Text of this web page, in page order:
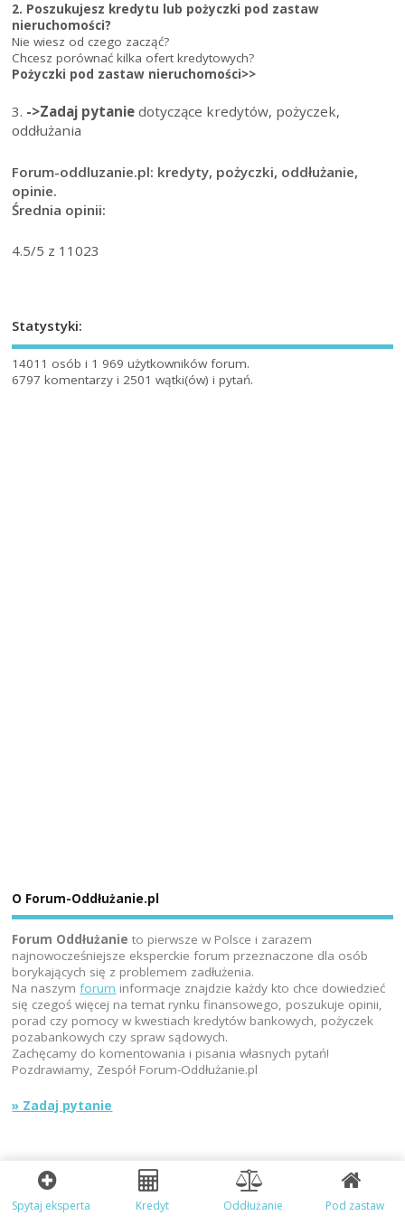
2. Poszukujesz kredytu lub pożyczki pod zastaw
nieruchomości?
Nie wiesz od czego zacząć?
Chcesz porównać kilka ofert kredytowych?
Pożyczki pod zastaw nieruchomości>>
3. ->Zadaj pytanie dotyczące kredytów, pożyczek,
oddłużania
Forum-oddluzanie.pl: kredyty, pożyczki, oddłużanie,
opinie.
Średnia opinii:
4.5/5 z 11023
Statystyki:
14011 osób i 1 969 użytkowników forum.
6797 komentarzy i 2501 wątki(ów) i pytań.
O Forum-Oddłużanie.pl
Forum Oddłużanie to pierwsze w Polsce i zarazem
najnowocześniejsze eksperckie forum przeznaczone dla osób
borykających się z problemem zadłużenia.
Na naszymforum informacje znajdzie każdy kto chce dowiedzieć
się czegoś więcej na temat rynku finansowego, poszukuje opinii,
porad czy pomocy w kwestiach kredytów bankowych, pożyczek
pozabankowych czy spraw sądowych.
Zachęcamy do komentowania i pisania własnych pytań!
Pozdrawiamy, Zespół Forum-Oddłużanie.pl
» Zadaj pytanie
Forum może zawierać linki afiliacyjne, z których może otrzymywać
wynagrodzenie. Wszelkie wyliczenia, przykłady oraz kalkulacje kredytowe nie
stanowią oferty w rozumieniu KC. Ostateczna decyzja kredytowa należy do
podmiotu finansującego, kredytodawcy.
Spytaj eksperta Kredyt Oddłużanie Pod zastaw